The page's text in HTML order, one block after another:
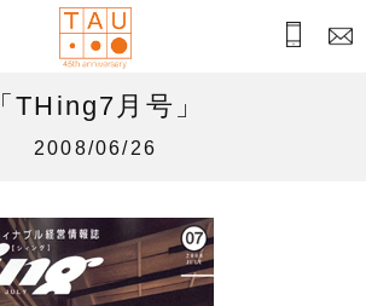
「THing7月号」
2008/06/26